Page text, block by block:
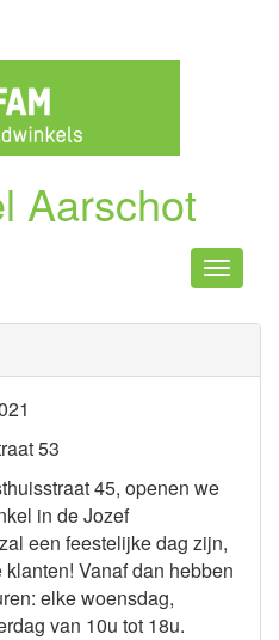
Aarschot
53
45, openen we
in de Jozef
een feestelijke dag zijn,
Vanaf dan hebben
elke woensdag,
van 10u tot 18u.